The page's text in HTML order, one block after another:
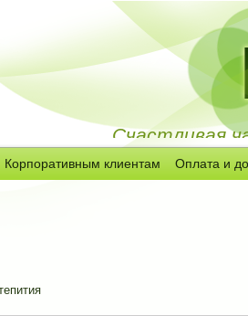
Счастливая
Корпоративным клиентам Оплата и